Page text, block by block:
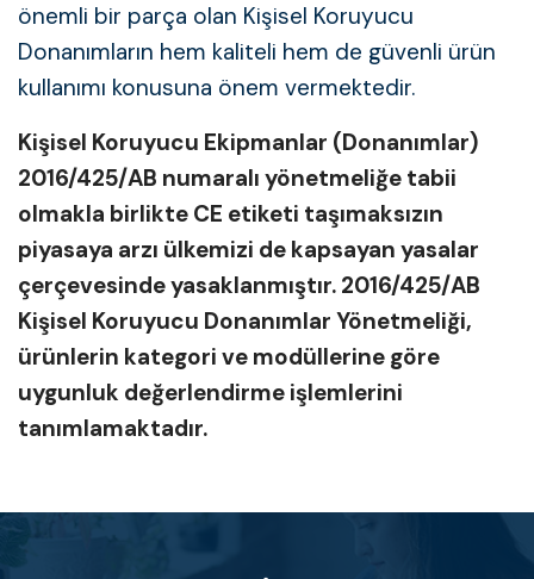
önemli bir parça olan Kişisel Koruyucu
Donanımların hem kaliteli hem de güvenli ürün
kullanımı konusuna önem vermektedir.
Kişisel Koruyucu Ekipmanlar (Donanımlar)
2016/425/AB numaralı yönetmeliğe tabii
olmakla birlikte CE etiketi taşımaksızın
piyasaya arzı ülkemizi de kapsayan yasalar
çerçevesinde yasaklanmıştır. 2016/425/AB
Kişisel Koruyucu Donanımlar Yönetmeliği,
ürünlerin kategori ve modüllerine göre
uygunluk değerlendirme işlemlerini
tanımlamaktadır.